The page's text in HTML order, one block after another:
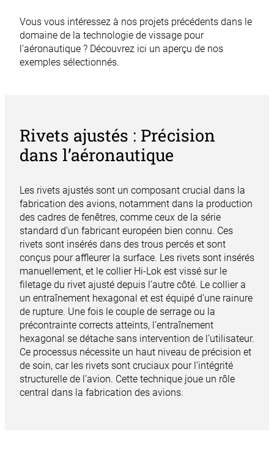
Vous vous intéressez à nos projets précédents dans le
domaine de la technologie de vissage pour
l’aéronautique ? Découvrez ici un aperçu de nos
exemples sélectionnés.
Rivets ajustés : Précision
dans l’aéronautique
Les rivets ajustés sont un composant crucial dans la
fabrication des avions, notamment dans la production
des cadres de fenêtres, comme ceux de la série
standard d’un fabricant européen bien connu. Ces
rivets sont insérés dans des trous percés et sont
conçus pour affleurer la surface. Les rivets sont insérés
manuellement, et le collier Hi-Lok est vissé sur le
filetage du rivet ajusté depuis l’autre côté. Le collier a
un entraînement hexagonal et est équipé d’une rainure
de rupture. Une fois le couple de serrage ou la
précontrainte corrects atteints, l’entraînement
hexagonal se détache sans intervention de l’utilisateur.
Ce processus nécessite un haut niveau de précision et
de soin, car les rivets sont cruciaux pour l’intégrité
structurelle de l’avion. Cette technique joue un rôle
central dans la fabrication des avions.